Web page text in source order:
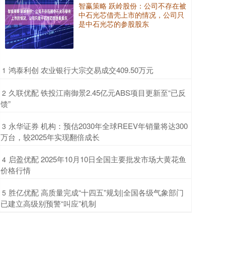
智赢策略 跃岭股份：公司不存在被
中石光芯借壳上市的情况，公司只
是中石光芯的参股股东
1 ​鸿泰利创 农业银行大宗交易成交409.50万元
2 ​久联优配 铁投江南御景2.45亿元ABS项目更新至“已反
馈”
3 ​永华证券 机构：预估2030年全球REEV年销量将达300
万台，较2025年实现翻倍成长
4 ​启盈优配 2025年10月10日全国主要批发市场大黄花鱼
价格行情
5 ​胜亿优配 高质量完成“十四五”规划|全国各级气象部门
已建立高级别预警“叫应”机制